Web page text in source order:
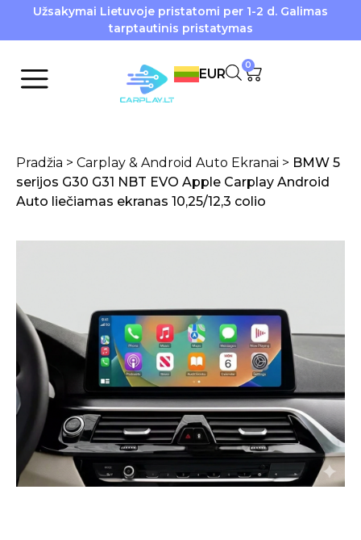
Užsakymai Lietuvoje pristatomi per 1-2 d. Galimas
tarptautinis pristatymas
EUR
0
Pradžia > Carplay & Android Auto Ekranai > BMW 5
serijos G30 G31 NBT EVO Apple Carplay Android
Auto liečiamas ekranas 10,25/12,3 colio